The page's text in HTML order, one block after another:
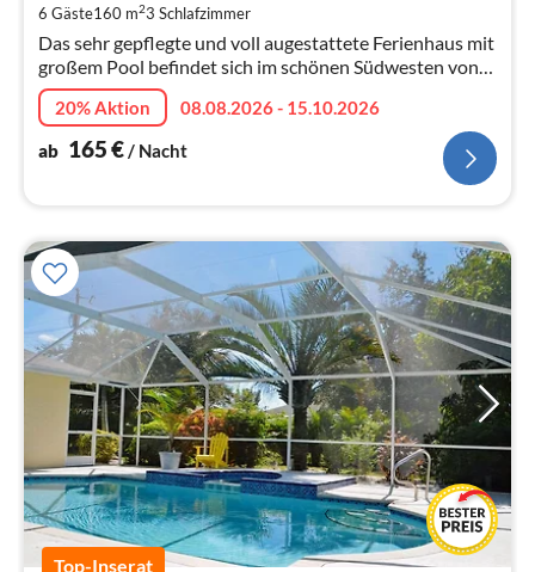
6 Gäste160 m23 Schlafzimmer
Das sehr gepflegte und voll augestattete Ferienhaus mit
großem Pool befindet sich im schönen Südwesten von
Cape Coral, in einer ruhigen Seitenstraße.
20% Aktion
08.08.2026 - 15.10.2026
ab 165€/ Nacht
Top-Inserat